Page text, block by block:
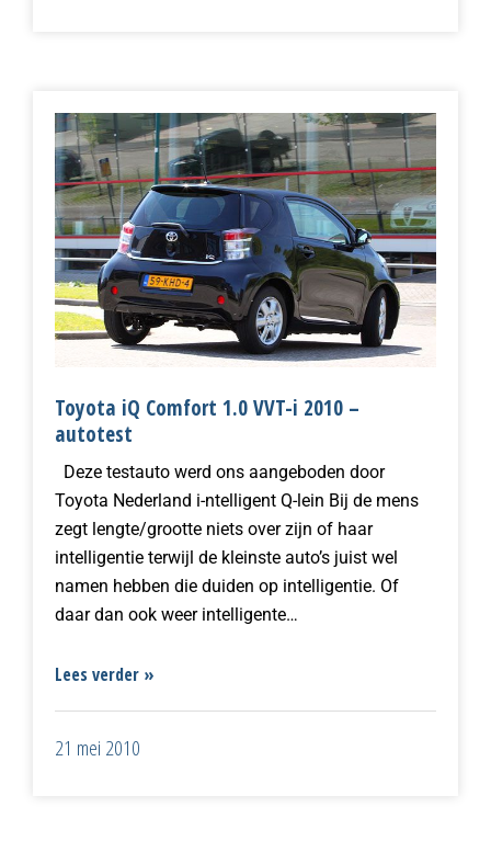
Toyota iQ Comfort 1.0 VVT-i 2010 –
autotest
Deze testauto werd ons aangeboden door
Toyota Nederland i-ntelligent Q-lein Bij de mens
zegt lengte/grootte niets over zijn of haar
intelligentie terwijl de kleinste auto’s juist wel
namen hebben die duiden op intelligentie. Of
daar dan ook weer intelligente…
Lees verder »
21 mei 2010